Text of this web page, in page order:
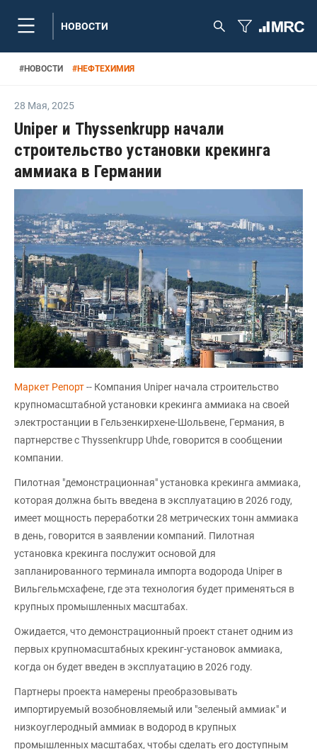
НОВОСТИ
#НОВОСТИ #НЕФТЕХИМИЯ
28 Мая, 2025
Uniper и Thyssenkrupp начали
строительство установки крекинга
аммиака в Германии
Маркет Репорт-- Компания Uniper начала строительство
крупномасштабной установки крекинга аммиака на своей
электростанции в Гельзенкирхене-Шольвене, Германия, в
партнерстве с Thyssenkrupp Uhde, говорится в сообщении
компании.
Пилотная "демонстрационная" установка крекинга аммиака,
которая должна быть введена в эксплуатацию в 2026 году,
имеет мощность переработки 28 метрических тонн аммиака
в день, говорится в заявлении компаний. Пилотная
установка крекинга послужит основой для
запланированного терминала импорта водорода Uniper в
Вильгельмсхафене, где эта технология будет применяться в
крупных промышленных масштабах.
Ожидается, что демонстрационный проект станет одним из
первых крупномасштабных крекинг-установок аммиака,
когда он будет введен в эксплуатацию в 2026 году.
Партнеры проекта намерены преобразовывать
импортируемый возобновляемый или "зеленый аммиак" и
низкоуглеродный аммиак в водород в крупных
промышленных масштабах, чтобы сделать его доступным